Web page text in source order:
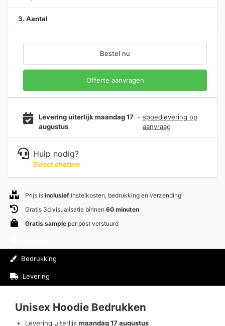
3. Aantal
Bestel nu
Offerte aanvragen
Levering uiterlijk maandag 17
augustus
- spoedlevering op
aanvraag
Hulp nodig?
Direct chatten
Prijs is inclusief instelkosten, bedrukking en verzending
Gratis 3d visualisatie binnen 60 minuten
Gratis sample per post verstuurd
Bedrukking
Levering
Unisex Hoodie Bedrukken
Levering uiterlijk maandag 17 augustus